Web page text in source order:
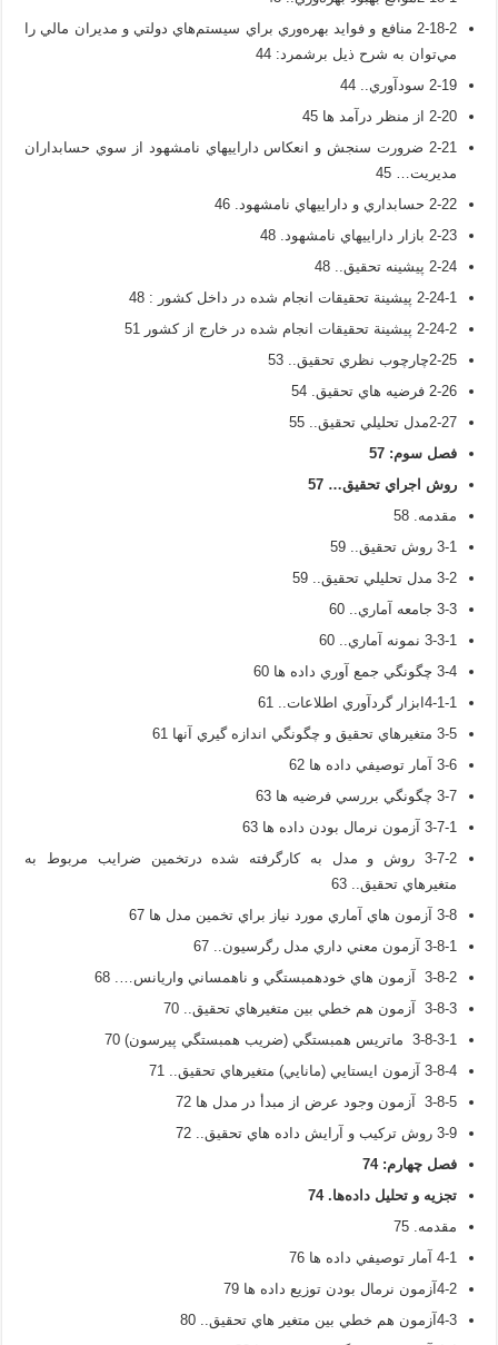
2-18-2 منافع و فوايد بهره‌وري براي سيستم‌هاي دولتي و مديران مالي را
مي‌توان به شرح ذيل برشمرد: 44
2-19 سودآوري.. 44
2-20 از منظر درآمد ها 45
2-21 ضرورت سنجش و انعکاس داراييهاي نامشهود از سوي حسابداران
مديريت… 45
2-22 حسابداري و داراييهاي نامشهود. 46
2-23 بازار داراييهاي نامشهود. 48
2-24 پيشينه تحقيق.. 48
2-24-1 پيشينة تحقيقات انجام شده در داخل کشور : 48
2-24-2 پيشينة تحقيقات انجام شده در خارج از کشور 51
2-25چارچوب نظري تحقيق.. 53
2-26 فرضيه هاي تحقيق. 54
2-27مدل تحليلي تحقيق.. 55
فصل سوم: 57
روش‌ اجراي تحقيق…
57
مقدمه. 58
3-1 روش تحقيق.. 59
3-2 مدل تحليلي تحقيق.. 59
3-3 جامعه آماري.. 60
3-3-1 نمونه آماري.. 60
3-4 چگونگي جمع آوري داده ها 60
4-1-1ابزار گردآوري اطلاعات.. 61
3-5 متغيرهاي تحقيق و چگونگي اندازه گيري آنها 61
3-6 آمار توصيفي داده ها 62
3-7 چگونگي بررسي فرضيه ها 63
3-7-1 آزمون نرمال بودن داده ها 63
3-7-2 روش و مدل به کارگرفته شده درتخمين ضرايب مربوط به
متغيرهاي تحقيق.. 63
3-8 آزمون هاي آماري مورد نياز براي تخمين مدل ها 67
3-8-1 آزمون معني داري مدل رگرسيون.. 67
3-8-2 آزمون هاي خودهمبستگي و ناهمساني واريانس…. 68
3-8-3 آزمون هم خطي بين متغيرهاي تحقيق.. 70
3-8-3-1 ماتريس همبستگي (ضريب همبستگي پيرسون) 70
3-8-4 آزمون ايستايي (مانايي) متغيرهاي تحقيق.. 71
3-8-5 آزمون وجود عرض از مبدأ در مدل ها 72
3-9 روش ترکيب و آرايش داده هاي تحقيق.. 72
فصل چهارم: 74
تجزيه و تحليل داده‌ها.
74
مقدمه. 75
4-1 آمار توصيفي داده ها 76
4-2آزمون نرمال بودن توزيع داده ها 79
4-3آزمون هم خطي بين متغير هاي تحقيق.. 80